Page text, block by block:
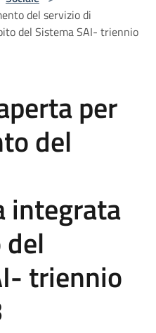
del servizio di
del Sistema SAI- triennio
per
del
integrata
triennio